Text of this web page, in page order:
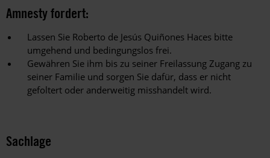
Amnesty fordert:
Lassen Sie Roberto de Jesús Quiñones Haces bitte
umgehend und bedingungslos frei.
Gewähren Sie ihm bis zu seiner Freilassung Zugang zu
seiner Familie und sorgen Sie dafür, dass er nicht
gefoltert oder anderweitig misshandelt wird.
Sachlage